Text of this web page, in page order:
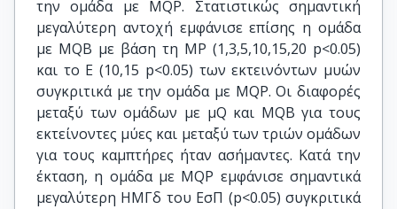
την ομάδα με ΜQΡ. Στατιστικώς σημαντική
μεγαλύτερη αντοχή εμφάνισε επίσης η ομάδα
με ΜQΒ με βάση τη ΜΡ (1,3,5,10,15,20 p<0.05)
και το Ε (10,15 p<0.05) των εκτεινόντων μυών
συγκριτικά με την ομάδα με ΜQΡ. Οι διαφορές
μεταξύ των ομάδων με μQ και ΜQΒ για τους
εκτείνοντες μύες και μεταξύ των τριών ομάδων
για τους καμπτήρες ήταν ασήμαντες. Κατά την
έκταση, η ομάδα με ΜQΡ εμφάνισε σημαντικά
μεγαλύτερη ΗΜΓδ του ΕσΠ (p<0.05) συγκριτικά